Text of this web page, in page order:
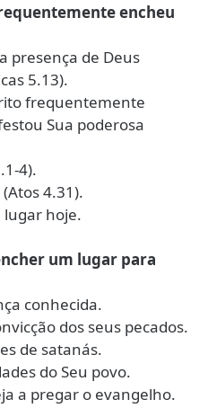
encheu
presença de Deus
5.13).
frequentemente
Sua poderosa
4).
4.31).
lugar hoje.
um lugar para
conhecida.
dos seus pecados.
de satanás.
do Seu povo.
a pregar o evangelho.